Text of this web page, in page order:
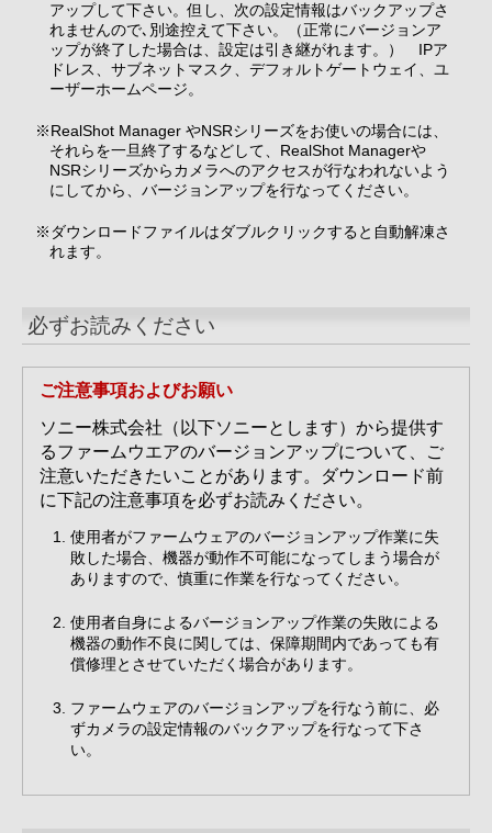
アップして下さい。但し、次の設定情報はバックアップさ
れませんので､別途控えて下さい。（正常にバージョンア
ップが終了した場合は、設定は引き継がれます。） IPア
ドレス、サブネットマスク、デフォルトゲートウェイ、ユ
ーザーホームページ。
※RealShot Manager やNSRシリーズをお使いの場合には、
それらを一旦終了するなどして、RealShot Managerや
NSRシリーズからカメラへのアクセスが行なわれないよう
にしてから、バージョンアップを行なってください。
※ダウンロードファイルはダブルクリックすると自動解凍さ
れます。
必ずお読みください
ご注意事項およびお願い
ソニー株式会社（以下ソニーとします）から提供す
るファームウエアのバージョンアップについて、ご
注意いただきたいことがあります。ダウンロード前
に下記の注意事項を必ずお読みください。
使用者がファームウェアのバージョンアップ作業に失
敗した場合、機器が動作不可能になってしまう場合が
ありますので、慎重に作業を行なってください。
使用者自身によるバージョンアップ作業の失敗による
機器の動作不良に関しては、保障期間内であっても有
償修理とさせていただく場合があります。
ファームウェアのバージョンアップを行なう前に、必
ずカメラの設定情報のバックアップを行なって下さ
い。